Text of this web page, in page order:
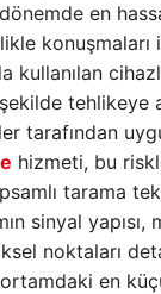
en
konuşmaları
kullanılan
tehlikeye
tarafından
hizmeti, bu
tarama
sinyal yapısı,
noktaları
en